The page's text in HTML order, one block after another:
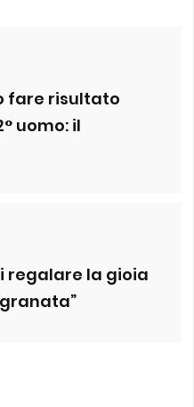
fare risultato
uomo: il
regalare la gioia